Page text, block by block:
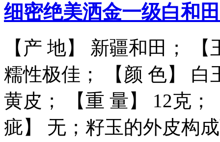
细密绝美洒金一级白和
【产 地】 新疆和田；
糯性极佳； 【颜 色】 白
黄皮； 【重 量】 12克；
疵】 无；籽玉的外皮构